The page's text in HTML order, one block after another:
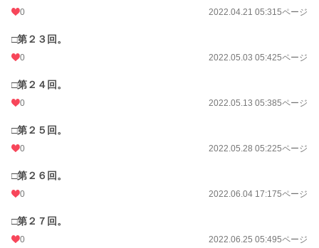
0 2022.04.21 05:315ページ
□第２３回。
0 2022.05.03 05:425ページ
□第２４回。
0 2022.05.13 05:385ページ
□第２５回。
0 2022.05.28 05:225ページ
□第２６回。
0 2022.06.04 17:175ページ
□第２７回。
0 2022.06.25 05:495ページ